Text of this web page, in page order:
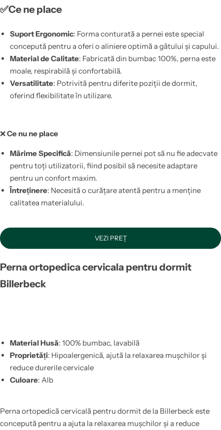
✅Ce ne place
Suport Ergonomic: Forma conturată a pernei este special
concepută pentru a oferi o aliniere optimă a gâtului și capului.
Material de Calitate: Fabricată din bumbac 100%, perna este
moale, respirabilă și confortabilă.
Versatilitate: Potrivită pentru diferite poziții de dormit,
oferind flexibilitate în utilizare.
❌Ce nu ne place
Mărime Specifică: Dimensiunile pernei pot să nu fie adecvate
pentru toți utilizatorii, fiind posibil să necesite adaptare
pentru un confort maxim.
Întreținere: Necesită o curățare atentă pentru a menține
calitatea materialului.
VEZI PREȚ
Perna ortopedica cervicala pentru dormit
Billerbeck
Material Husă: 100% bumbac, lavabilă
Proprietăți: Hipoalergenică, ajută la relaxarea mușchilor și
reduce durerile cervicale
Culoare: Alb
Perna ortopedică cervicală pentru dormit de la Billerbeck este
concepută pentru a ajuta la relaxarea mușchilor și a reduce